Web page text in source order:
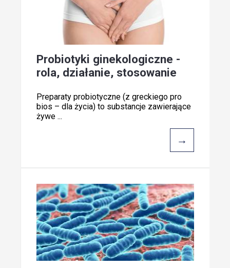
Probiotyki ginekologiczne -
rola, działanie, stosowanie
Preparaty probiotyczne (z greckiego pro
bios – dla życia) to substancje zawierające
żywe ...
→